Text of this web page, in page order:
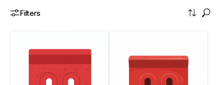
Filters